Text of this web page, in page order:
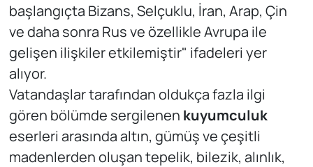
başlangıçta Bizans, Selçuklu, İran, Arap, Çin
ve daha sonra Rus ve özellikle Avrupa ile
gelişen ilişkiler etkilemiştir" ifadeleri yer
alıyor.
Vatandaşlar tarafından oldukça fazla ilgi
gören bölümde sergilenen kuyumculuk
eserleri arasında altın, gümüş ve çeşitli
madenlerden oluşan tepelik, bilezik, alınlık,